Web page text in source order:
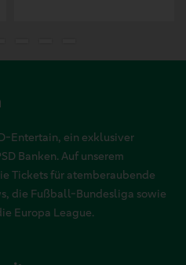
Entertain, ein exklusiver
Banken. Auf unserem
Tickets für atemberaubende
die Fußball-Bundesliga sowie
Europa League.